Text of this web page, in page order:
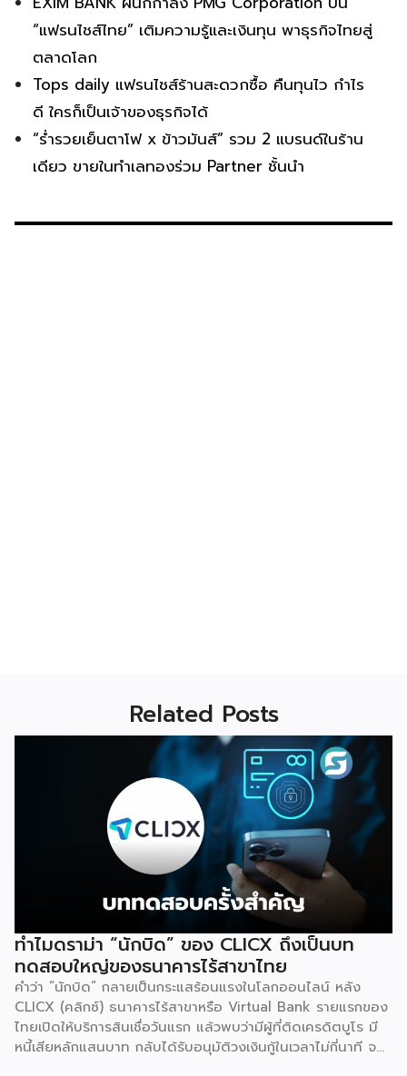
“แฟรนไชส์ไทย” เติมความรู้และเงินทุน พาธุรกิจไทยสู่
ตลาดโลก
Tops daily แฟรนไชส์ร้านสะดวกซื้อ คืนทุนไว กำไร
ดี ใครก็เป็นเจ้าของธุรกิจได้
“ร่ำรวยเย็นตาโฟ x ข้าวมันส์” รวม 2 แบรนด์ในร้าน
เดียว ขายในทำเลทองร่วม Partner ชั้นนำ
Related Posts
ทำไมดราม่า “นักบิด” ของ CLICX ถึงเป็นบท
ทดสอบใหญ่ของธนาคารไร้สาขาไทย
คำว่า “นักบิด” กลายเป็นกระแสร้อนแรงในโลกออนไลน์ หลัง
CLICX (คลิกซ์) ธนาคารไร้สาขาหรือ Virtual Bank รายแรกของ
ไทยเปิดให้บริการสินเชื่อวันแรก แล้วพบว่ามีผู้ที่ติดเครดิตบูโร มี
หนี้เสียหลักแสนบาท กลับได้รับอนุมัติวงเงินกู้ในเวลาไม่กี่นาที จน